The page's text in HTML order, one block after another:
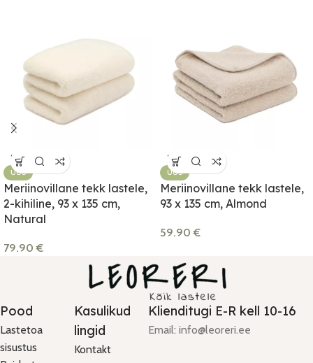
SOLD OUT
UUS
Meriinovillane tekk lastele,
2-kihiline, 93 x 135 cm,
Natural
79.90€
SOLD OUT
UUS
Meriinovillane tekk lastele,
93 x 135 cm, Almond
59.90€
Pood
Lastetoa
sisustus
Kasulikud
lingid
Kontakt
Klienditugi E-R kell 10-16
Email: info@leoreri.ee